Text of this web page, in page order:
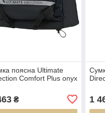
поясна Ultimate
Comfort Plus onyx
₴ 1